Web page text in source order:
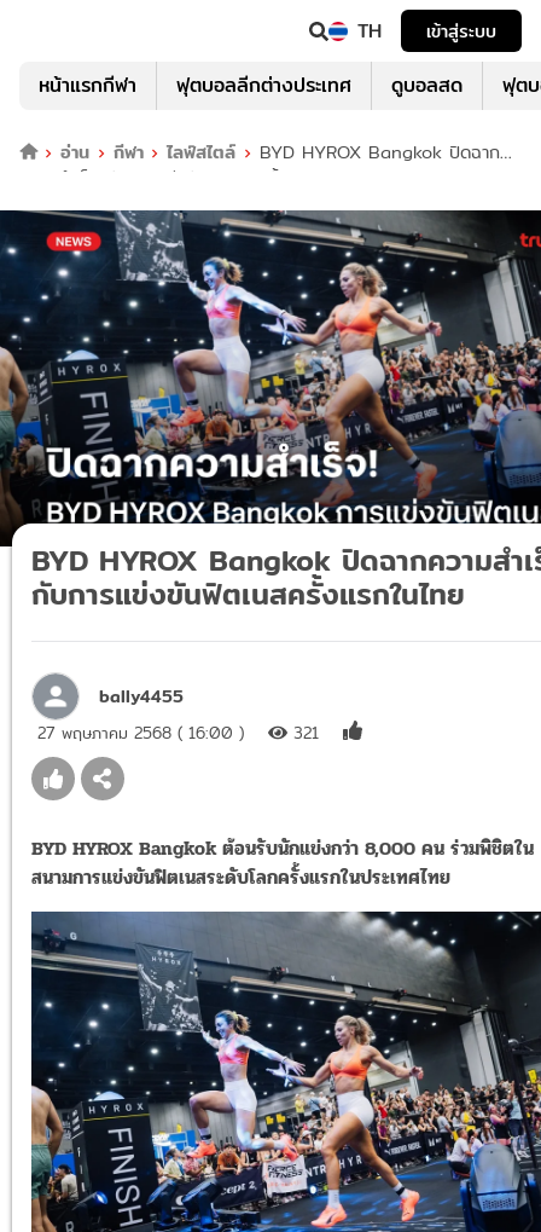
TH เข้าสู่ระบบ
หน้าแรกกีฬา ฟุตบอลลีกต่างประเทศ ดูบอลสด ฟุต
อ่าน กีฬา ไลฟ์สไตล์
BYD HYROX Bangkok ปิดฉาก
ความสำเร็จ กับการแข่งขันฟิตเนสครั้งแรกในไทย
BYD HYROX Bangkok ปิดฉากความสำ
กับการแข่งขันฟิตเนสครั้งแรกในไทย
bally4455
27 พฤษภาคม 2568 ( 16:00 ) 321
BYD HYROX Bangkok ต้อนรับนักแข่งกว่า 8,000 คน ร่วมพิชิตใน
สนามการแข่งขันฟิตเนสระดับโลกครั้งแรกในประเทศไทย